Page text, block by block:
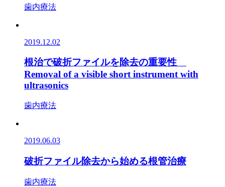
歯内療法
2019.12.02
根治で破折ファイルを除去の重要性
Removal of a visible short instrument with
ultrasonics
歯内療法
2019.06.03
破折ファイル除去から始める根管治療
歯内療法